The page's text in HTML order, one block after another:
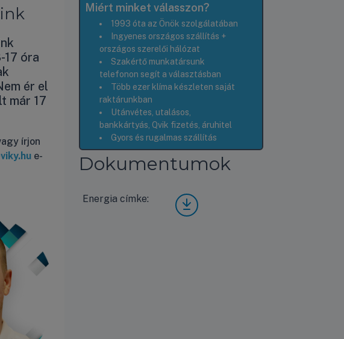
17 óra
ér el
már 17
írjon
e-
Miért minket válasszon?
1993 óta az Önök szolgálatában
Ingyenes országos szállítás +
országos szerelői hálózat
Szakértő munkatársunk
telefonon segít a választásban
Több ezer klíma készleten saját
raktárunkban
Utánvétes, utalásos,
bankkártyás, Qvik fizetés, áruhitel
Gyors és rugalmas szállítás
Dokumentumok
Energia címke:
Fujit
su